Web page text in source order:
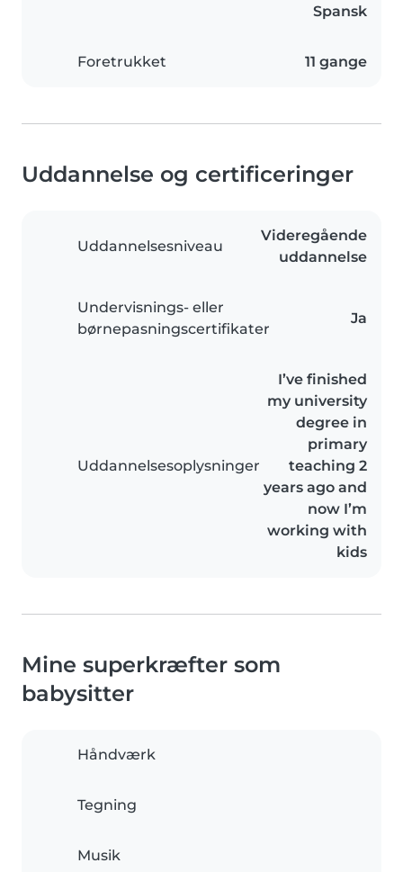
Spansk
Foretrukket 11 gange
Uddannelse og certificeringer
Uddannelsesniveau
Videregående
uddannelse
Undervisnings- eller
børnepasningscertifikater
Ja
Uddannelsesoplysninger
I’ve finished
my university
degree in
primary
teaching 2
years ago and
now I’m
working with
kids
Mine superkræfter som
babysitter
Håndværk
Tegning
Musik